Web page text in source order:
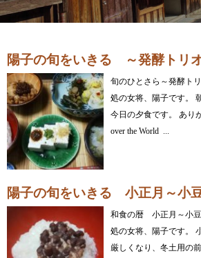
陽子の旬をいきる ～発酵トリ
旬のひとさら～発酵ト
処の女将、陽子です。
今日の夕食です。 あり
over the World ...
陽子の旬をいきる 小正月～小
和食の暦 小正月～小
処の女将、陽子です。
厳しくなり、冬土用の